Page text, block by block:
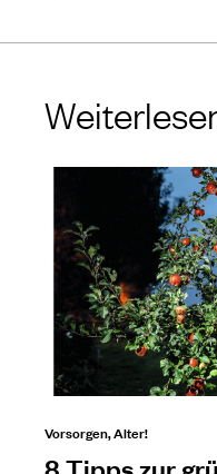
Vorsorgen, Alter!
8 Tipps zur